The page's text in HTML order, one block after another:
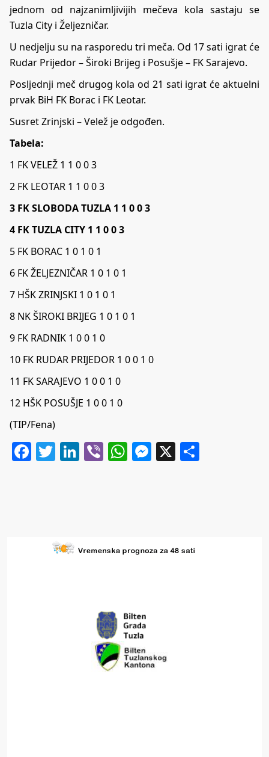
jednom od najzanimljivijih mečeva kola sastaju se
Tuzla City i Željezničar.
U nedjelju su na rasporedu tri meča. Od 17 sati igrat će
Rudar Prijedor – Široki Brijeg i Posušje – FK Sarajevo.
Posljednji meč drugog kola od 21 sati igrat će aktuelni
prvak BiH FK Borac i FK Leotar.
Susret Zrinjski – Velež je odgođen.
Tabela:
1 FK VELEŽ 1 1 0 0 3
2 FK LEOTAR 1 1 0 0 3
3 FK SLOBODA TUZLA 1 1 0 0 3
4 FK TUZLA CITY 1 1 0 0 3
5 FK BORAC 1 0 1 0 1
6 FK ŽELJEZNIČAR 1 0 1 0 1
7 HŠK ZRINJSKI 1 0 1 0 1
8 NK ŠIROKI BRIJEG 1 0 1 0 1
9 FK RADNIK 1 0 0 1 0
10 FK RUDAR PRIJEDOR 1 0 0 1 0
11 FK SARAJEVO 1 0 0 1 0
12 HŠK POSUŠJE 1 0 0 1 0
(TIP/Fena)
Facebook
Twitter
LinkedIn
ViberWhatsApp
Messenger
X